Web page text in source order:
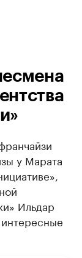
у Марата
Ильдар